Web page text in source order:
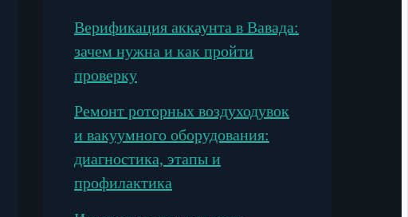
Верификация аккаунта в Вавада:
зачем нужна и как пройти
проверку
Ремонт роторных воздуходувок
и вакуумного оборудования:
диагностика, этапы и
профилактика